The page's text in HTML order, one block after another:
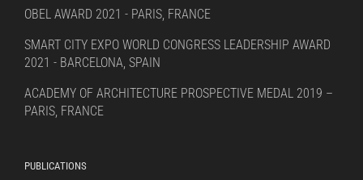
OBEL AWARD 2021 - PARIS, FRANCE
SMART CITY EXPO WORLD CONGRESS LEADERSHIP AWARD
2021 - BARCELONA, SPAIN
ACADEMY OF ARCHITECTURE PROSPECTIVE MEDAL 2019 –
PARIS, FRANCE
PUBLICATIONS